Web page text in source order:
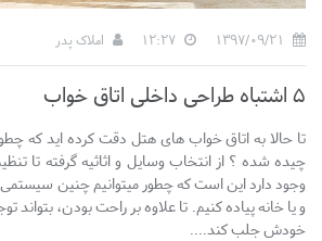
املاک پدر
5 اشتباه طراحی داخلی اتاق خواب
تا حالا به اتاق خواب های هتل دقت کرده اید که
چیده شده ؟ از انتخاب وسایل و اثاثیه گرفته تا
وجود دارد این است که چطور میتوانیم چنین سیستمی
و یا خانه پیاده کنیم. تا علاوه بر راحت بودن، بتواند
خودش جلب کند....